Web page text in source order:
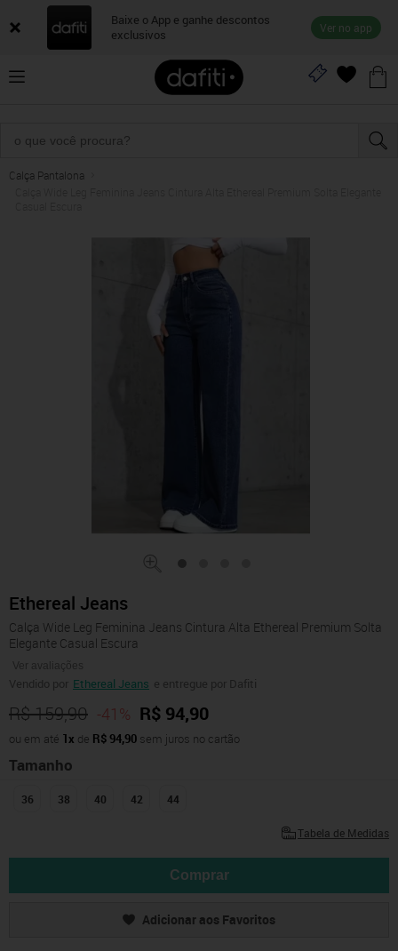
Baixe o App e ganhe descontos
exclusivos
Ver no app
Calça Pantalona
Ethereal Jeans
Calça Wide Leg Feminina Jeans Cintura Alta Ethereal Premium Solta
Elegante Casual Escura
Ver avaliações
Vendido por Ethereal Jeans e entregue por Dafiti
R$ 159,90 -41% R$ 94,90
ou em até 1x de R$ 94,90 sem juros no cartão
Tamanho
36 38 40 42 44
Tabela de Medidas
Comprar
Adicionar aos Favoritos